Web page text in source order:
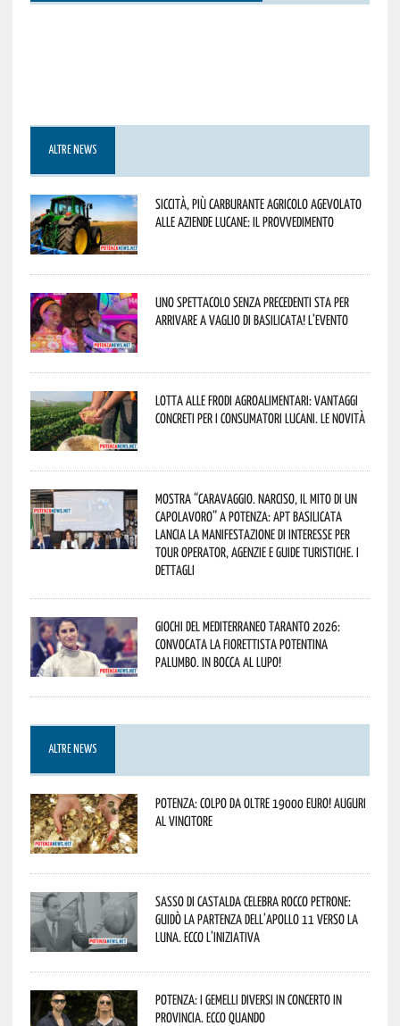
ALTRE NEWS
Siccità, più carburante agricolo agevolato
alle aziende lucane: il provvedimento
Uno spettacolo senza precedenti sta per
arrivare a Vaglio di Basilicata! L’evento
Lotta alle frodi agroalimentari: vantaggi
concreti per i consumatori lucani. Le novità
Mostra “Caravaggio. Narciso, il mito di un
capolavoro” a Potenza: APT Basilicata
lancia la manifestazione di interesse per
Tour Operator, Agenzie e Guide Turistiche. I
dettagli
Giochi del Mediterraneo Taranto 2026:
convocata la fiorettista potentina
Palumbo. In bocca al lupo!
ALTRE NEWS
Potenza: colpo da oltre 19000 Euro! Auguri
al vincitore
Sasso di Castalda celebra Rocco Petrone:
guidò la partenza dell’Apollo 11 verso la
Luna. Ecco l’iniziativa
Potenza: i Gemelli DiVersi in concerto in
provincia. Ecco quando